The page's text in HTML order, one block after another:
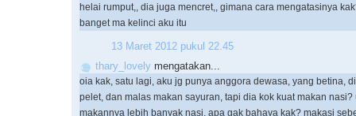
helai rumput,, dia juga mencret,, gimana cara mengatasinya
banget ma kelinci aku itu
13 Maret 2012 pukul 22.45
thary_lovely mengatakan...
oia kak, satu lagi, aku jg punya anggora dewasa, yang betina,
pelet, dan malas makan sayuran, tapi dia kok kuat makan
makannya lebih banyak nasi, apa gak bahaya kak? makasi